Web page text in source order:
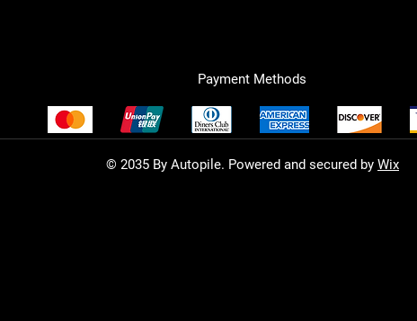
Payment Methods
© 2035 By Autopile. Powered and secured by Wix